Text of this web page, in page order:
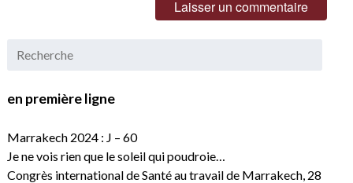
en première ligne
Marrakech 2024 : J – 60
Je ne vois rien que le soleil qui poudroie…
Congrès international de Santé au travail de Marrakech, 28